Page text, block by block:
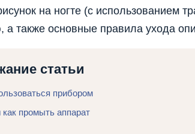
на ногте (с использованием
а также основные правила ухода
статьи
прибором
промыть аппарат